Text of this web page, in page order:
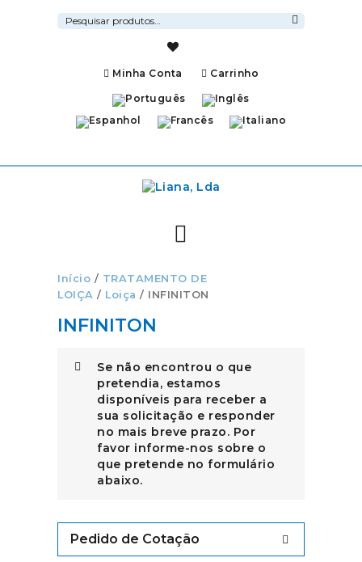
Pesquisar
por:
Minha Conta Carrinho
Início / TRATAMENTO DE
LOIÇA / Loiça / INFINITON
INFINITON
Se não encontrou o que
pretendia, estamos
disponíveis para receber a
sua solicitação e responder
no mais breve prazo. Por
favor informe-nos sobre o
que pretende no formulário
abaixo.
Pedido de Cotação